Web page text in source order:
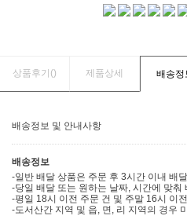
상품후기() 제품상세 배송정
배송정보 및 안내사항
배송정보
-일반 배달 상품은 주문 후 3시간 이내 배
-당일 배달 또는 원하는 날짜, 시간에 맞춰
-평일 18시 이전 주문 건 및 주말 16시 이
-도서산간 지역 및 읍, 면, 리 지역의 경우